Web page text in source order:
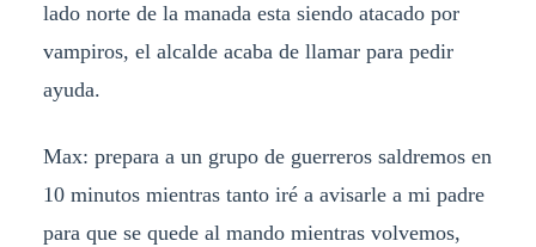
lado norte de la manada esta siendo atacado por
vampiros, el alcalde acaba de llamar para pedir
ayuda.
Max: prepara a un grupo de guerreros saldremos en
10 minutos mientras tanto iré a avisarle a mi padre
para que se quede al mando mientras volvemos,